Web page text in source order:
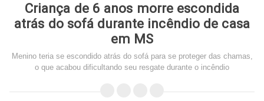
Criança de 6 anos morre escondida
atrás do sofá durante incêndio de casa
em MS
Menino teria se escondido atrás do sofá para se proteger das chamas,
o que acabou dificultando seu resgate durante o incêndio